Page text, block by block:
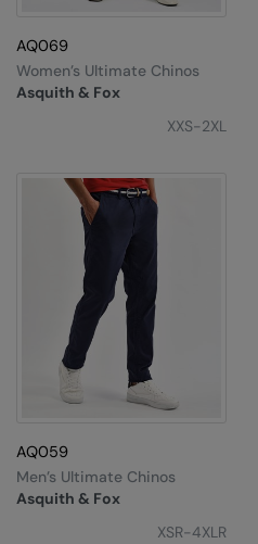
Under Armour Golf
Westford Mill
Wombat
AQ069
Asquith & Fox
Women’s Ultimate Chinos
XXS-2XL
AQ059
Asquith & Fox
Men’s Ultimate Chinos
XSR-4XLR